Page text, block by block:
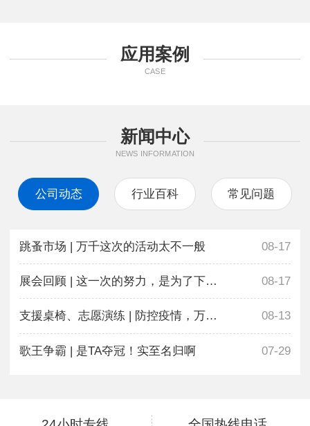
应用案例
CASE
新闻中心
NEWS INFORMATION
公司动态 行业百科 常见问题
跳蚤市场 | 万千这次的活动太不一般 08-17
展会回顾 | 这一次的努力，是为了下一次更好地相遇 08-17
支援桌椅、志愿演练 | 防控疫情，万千在行动 08-13
歌王争霸 | 是TA夺冠！实至名归啊 07-29